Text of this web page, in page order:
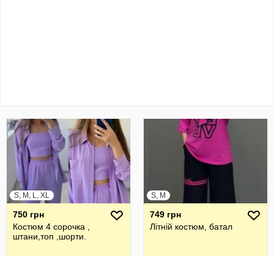
S, M, L, XL
750 грн
Костюм 4 сорочка ,
штани,топ ,шорти.
S, M
749 грн
Літній костюм, батал